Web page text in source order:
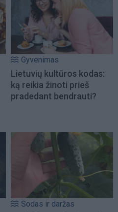
Gyvenimas
Lietuvių kultūros kodas:
ką reikia žinoti prieš
pradedant bendrauti?
Sodas ir daržas